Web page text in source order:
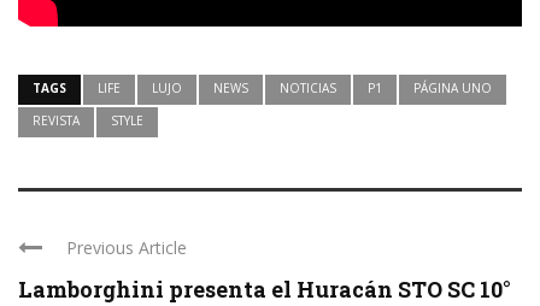
TAGS LIFE LUJO NEWS NOTICIAS P1
PÁGINA UNO
REVISTA
STYLE
Previous Article
Lamborghini presenta el Huracán STO SC 10°